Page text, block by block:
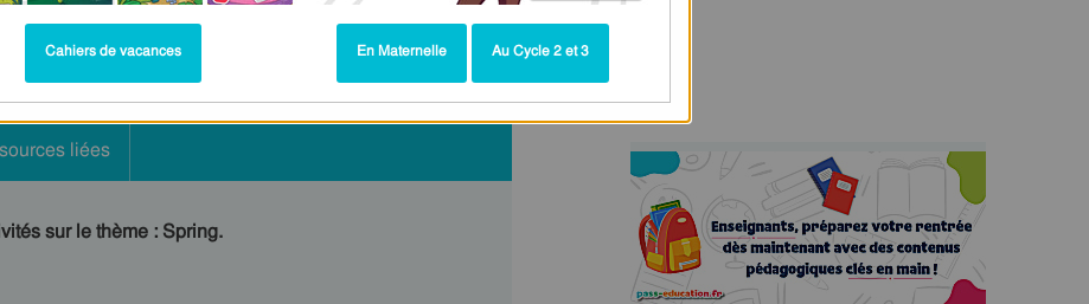
liées
sur le thème : Spring.
Cahiers de vacances En Maternelle Au Cycle 2 et 3